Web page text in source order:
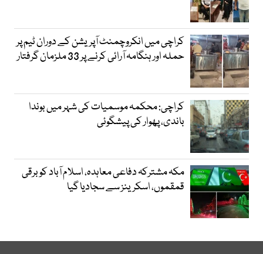
کراچی میں انکروچمنٹ آپریشن کے دوران ٹیم پر
حملہ اور ہنگامہ آرائی کرنے پر 33 ملزمان گرفتار
کراچی: محکمہ موسمیات کی شہر میں بوندا
باندی، پھوار کی پیشگوئی
مکہ مشترکہ دفاعی معاہدہ، اسلام آباد کو برقی
قمقموں، اسکرینز سے سجادیا گیا